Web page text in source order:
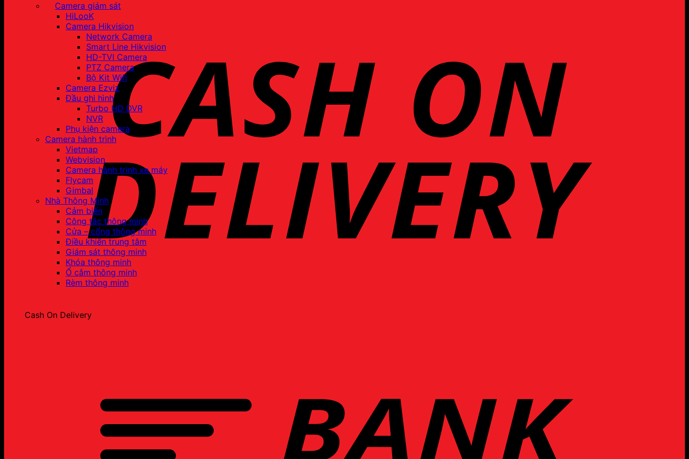
Cash On Delivery
Camera giám sát
HiLooK
Camera Hikvision
Network Camera
Smart Line Hikvision
HD-TVI Camera
PTZ Camera
Bộ Kit Wifi
Camera Ezviz
Đầu ghi hình
Turbo HD DVR
NVR
Phụ kiện camera
Camera hành trình
Vietmap
Webvision
Camera hành trình xe máy
Flycam
Gimbal
Nhà Thông Minh
Cảm biến
Công tắc thông minh
Cửa – cổng thông minh
Điều khiển trung tâm
Giám sát thông minh
Khóa thông minh
Ổ cắm thông minh
Rèm thông minh